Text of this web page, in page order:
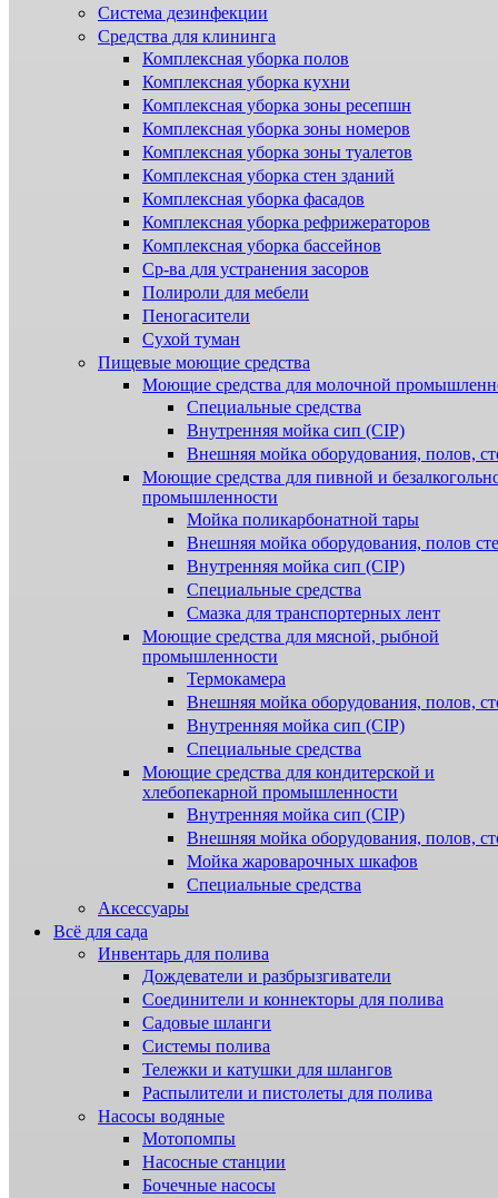
Система дезинфекции
Cредства для клининга
Комплексная уборка полов
Комплексная уборка кухни
Комплексная уборка зоны ресепшн
Комплексная уборка зоны номеров
Комплексная уборка зоны туалетов
Комплексная уборка стен зданий
Комплексная уборка фасадов
Комплексная уборка рефрижераторов
Комплексная уборка бассейнов
Ср-ва для устранения засоров
Полироли для мебели
Пеногасители
Сухой туман
Пищевые моющие средства
Моющие средства для молочной
Специальные средства
Внутренняя мойка сип (CIP)
Внешняя мойка оборудования, полов,
Моющие средства для пивной и
промышленности
Мойка поликарбонатной тары
Внешняя мойка оборудования, полов
Внутренняя мойка сип (CIP)
Специальные средства
Смазка для транспортерных лент
Моющие средства для мясной, рыбной
промышленности
Термокамера
Внешняя мойка оборудования, полов,
Внутренняя мойка сип (CIP)
Специальные средства
Моющие средства для кондитерской и
хлебопекарной промышленности
Внутренняя мойка сип (CIP)
Внешняя мойка оборудования, полов,
Мойка жароварочных шкафов
Специальные средства
Аксессуары
Всё для сада
Инвентарь для полива
Дождеватели и разбрызгиватели
Соединители и коннекторы для полива
Садовые шланги
Системы полива
Тележки и катушки для шлангов
Распылители и пистолеты для полива
Насосы водяные
Мотопомпы
Насосные станции
Бочечные насосы